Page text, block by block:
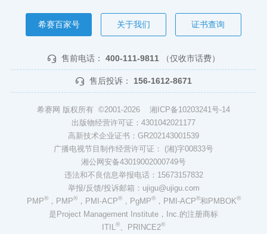
希赛百家号 关于我们 证书查询
售前电话： 400-111-9811 （仅收市话费）
售后投诉： 156-1612-8671
希赛网 版权所有 ©2001-2026 湘ICP备10203241号-14
出版物经营许可证：4301042021177
高新技术企业证书：GR202143001539
广播电视节目制作经营许可证： (湘)字00833号
湘公网安备43019002000749号
违法和不良信息举报电话：15673157832
举报/反馈/投诉邮箱：ujigu@ujigu.com
PMP®，PMP®，PMI-ACP®，PgMP®，PMI-ACP®和PMBOK®
是Project Management Institute，Inc.的注册商标
ITIL
® 、PRINCE2®